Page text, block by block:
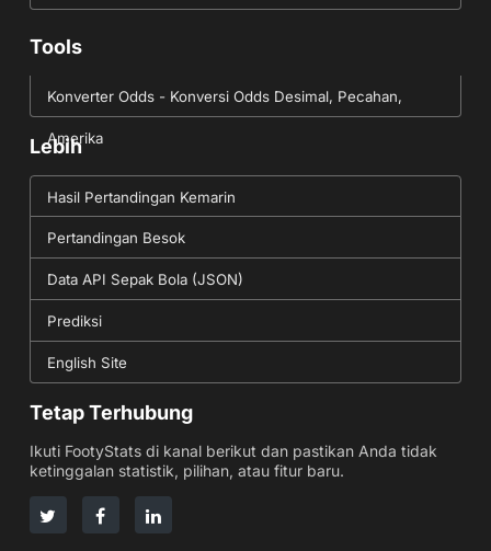
Tools
Konverter Odds - Konversi Odds Desimal, Pecahan,
Amerika
Lebih
Hasil Pertandingan Kemarin
Pertandingan Besok
Data API Sepak Bola (JSON)
Prediksi
English Site
Tetap Terhubung
Ikuti FootyStats di kanal berikut dan pastikan Anda tidak
ketinggalan statistik, pilihan, atau fitur baru.